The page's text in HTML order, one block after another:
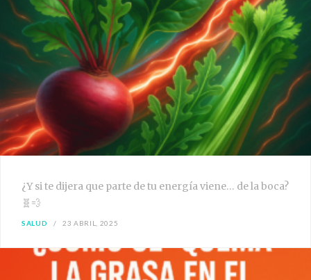
¿Y si te dijera que parte de tu energía viene… de la boca?
🧬💨
SALUD 23 ABRIL, 2025